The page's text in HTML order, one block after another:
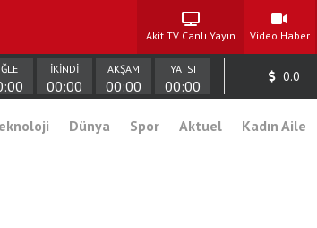
Akit TV Canlı Yayın Video Haber
İKİNDİ
00:00
AKŞAM
00:00
YATSI
00:00
0.0
Dünya Spor Aktuel Kadın Aile